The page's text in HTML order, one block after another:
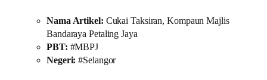
Nama Artikel: Cukai Taksiran, Kompaun Majlis
Bandaraya Petaling Jaya
PBT: #MBPJ
Negeri: #Selangor